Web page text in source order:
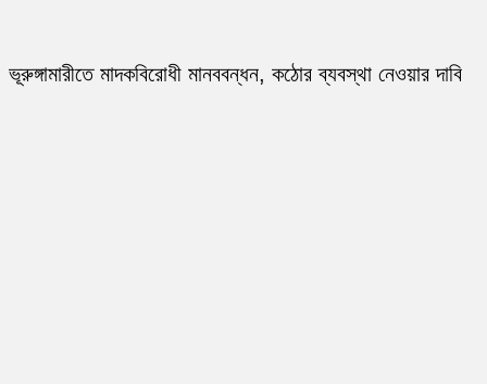
ভূরুঙ্গামারীতে মাদকবিরোধী মানববন্ধন, কঠোর ব্যবস্থা নেওয়ার দাবি